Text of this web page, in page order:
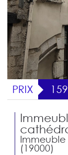
PRIX
Immeuble
(19000)